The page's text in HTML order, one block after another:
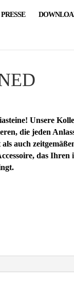
PRESSE
Unsere
die jeden
auch
das